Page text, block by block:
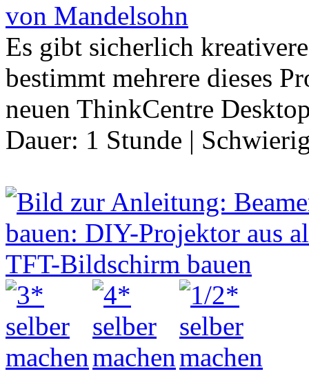
von Mandelsohn
Es gibt sicherlich
bestimmt mehrere dieses
neuen ThinkCentre
Dauer: 1 Stunde |